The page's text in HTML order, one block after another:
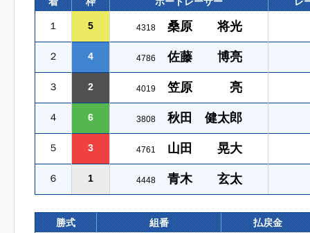
１ 5 4318 桑原 将光
２ 4 4786 佐藤 博亮
３ 2 4019 笠原 亮
４ 6 3808 秋田 健太郎
５ 3 4761 山田 晃大
６ 1 4448 青木 玄太
勝式 組番 払戻金